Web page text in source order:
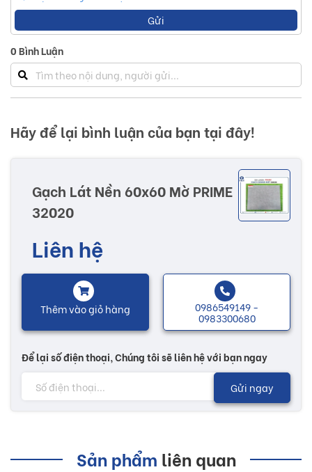
Gửi
0Bình Luận
Hãy để lại bình luận của bạn tại đây!
Gạch Lát Nền 60x60 Mờ PRIME
32020
Liên hệ
Thêm vào giỏ hàng 0986549149 -
0983300680
Để lại số điện thoại, Chúng tôi sẽ liên hệ với bạn ngay
Gửi ngay
Sản phẩm liên quan